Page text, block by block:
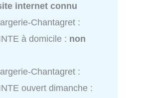
internet connu
Chantagret :
à domicile : non
Chantagret :
ouvert dimanche :